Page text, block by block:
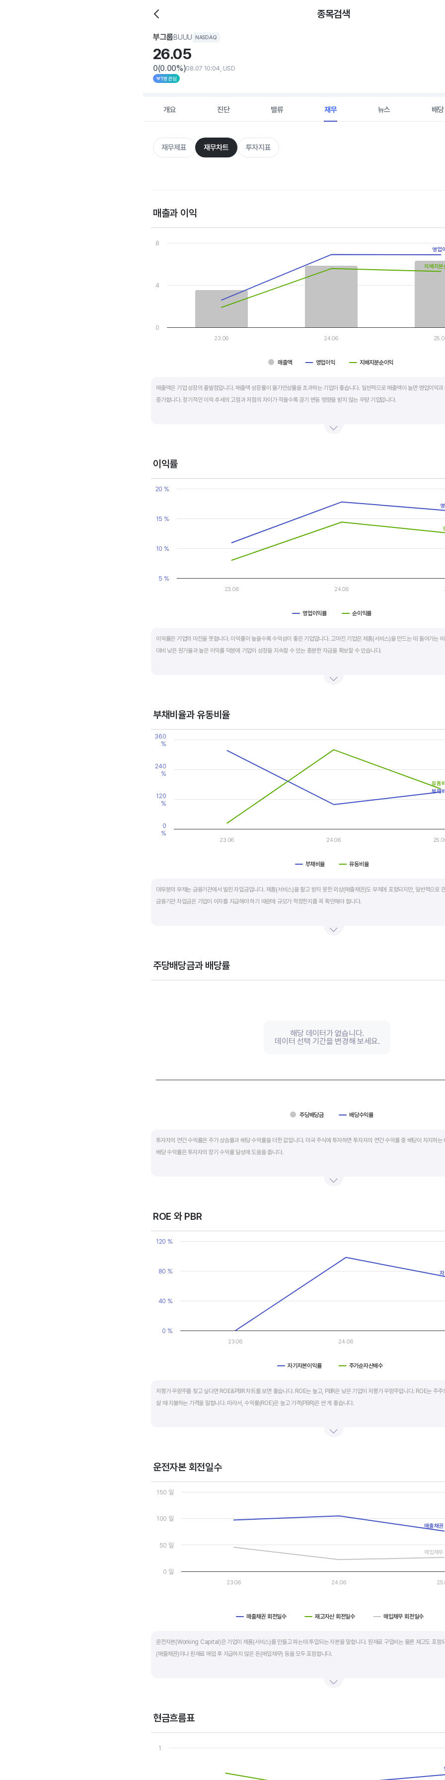
종목검색
부그룹BUUU NASDAQ
26.05
0(0.00%)08.07 10:04, USD
1명 관심
개요 진단 밸류 재무 뉴스 배당
재무제표 재무차트 투자지표
매출과 이익
Chart
View as data table, Chart
The chart has 2 Y axes displaying values, and values.
매출액 영업이익 지배지분순이익
23.06 24.06
0
4
8
영업
지배지분
매출액은 기업 성장의 출발점입니다. 매출액 성장률이 물가인상률을 초과하는 기업이 좋습니다. 일반적으로 매출액이 늘면 영업이익
증가합니다. 장기적인 이익 추세의 고점과 저점의 차이가 작을수록 경기 변동 영향을 받지 않는 우량 기업입니다.
매출액, 영업이익, 순이익 모두 우상향 하는 기업은 주가도 꾸준히 상승합니다. 주가 상승의 출발점이 꾸준한 매출액 증가에서 시작한다
이익률
Chart
Line chart with 2 lines.
The chart has 1 Y axis displaying values. Data ranges from 8 to 17.78.
영업이익률 순이익률
23.06 24.06
5 %
10 %
15 %
20 %
이익률은 기업의 마진을 뜻합니다. 이익률이 높을수록 수익성이 좋은 기업입니다. 고마진 기업은 제품(서비스)을 만드는 데 들어가는
대비 낮은 원가율과 높은 이익률 덕분에 기업이 성장을 지속할 수 있는 충분한 자금을 확보할 수 있습니다.
부채비율과 유동비율
Chart
Line chart with 2 lines.
View as data table, Chart
The chart has 1 X axis displaying categories.
The chart has 2 Y axes displaying values, and values.
부채비율 유동비율
23.06 24.06
0
%
120
%
240
%
360
%
부채
유동
대부분의 부채는 금융기관에서 빌린 차입금입니다. 제품(서비스)을 팔고 받지 못한 외상(매출채권)도 부채에 포함되지만, 일반적으로
금융기관 차입금은 기업이 이자를 지급해야 하기 때문에 규모가 적정한지를 꼭 확인해야 합니다.
주당배당금과 배당률
Chart
주당배당금 배당수익률
해당 데이터가 없습니다.
데이터 선택 기간을 변경해 보세요.
투자자의 연간 수익률은 주가 상승률과 배당 수익률을 더한 값입니다. 미국 주식에 투자하면 투자자의 연간 수익률 중 배당이 차지하
배당 수익률은 투자자의 장기 수익률 달성에 도움을 줍니다.
매력이 있는 기업이고 배당수익률은 높을수록 좋습니다.
ROE 와 PBR
Chart
Line chart with 2 lines.
The chart has 2 Y axes displaying values, and values.
자기자본이익률 주가순자산배수
23.06 24.06
0 %
40 %
80 %
120 %
저평가 우량주를 찾고 싶다면 ROE&PBR 차트를 보면 좋습니다. ROE는 높고, PBR은 낮은 기업이 저평가 우량주입니다. ROE는 주주
살 때 지불하는 가격을 말합니다. 따라서, 수익률(ROE)은 높고 가격(PBR)은 싼 게 좋습니다.
ROE는 자기자본이익률이라고 하며 (순이익/자본총계)*100% 로 계산합니다. PBR은 주가순자산배수라고 하며 (시가총액/자본총계)
운전자본 회전일수
Chart
Line chart with 3 lines.
The chart has 2 Y axes displaying values, and values.
매출채권 회전일수 재고자산 회전일수 매입채무 회전일수
23.06 24.06
0 일
50 일
100 일
150 일
매출채권
매입채무
운전자본(Working Capital)은 기업이 제품(서비스)를 만들고 파는데 투입되는 자본을 말합니다. 원재료 구입비는 물론 재고도 포함
(매출채권)이나 원재료 매입 후 지급하지 않은 돈(매입채무) 등을 모두 포함합니다.
운전자본 회전일수는 낮을 수록 좋습니다. 운전자본 회전일수가 낮으면 회사의 현금 회전이 빠릅니다. 현금 → 원재료 → 제품 → 매출
운전자본 회전일수는 매출채권 회전일수 + 재고자산 회전일수 - 매입채무 회전일수로 계산합니다. 매출채권 회전일수는 제품 판매 후
회전일수는 원재료 매입 후 거래처에 대금을 지급할때까지 걸리는 일수를 말하며 높을수록 기업에는 좋지만, 거래처에는 대금을 늦게
현금흐름표
Chart
View as data table, Chart
1